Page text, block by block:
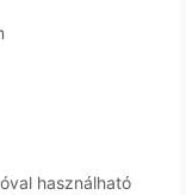
használható